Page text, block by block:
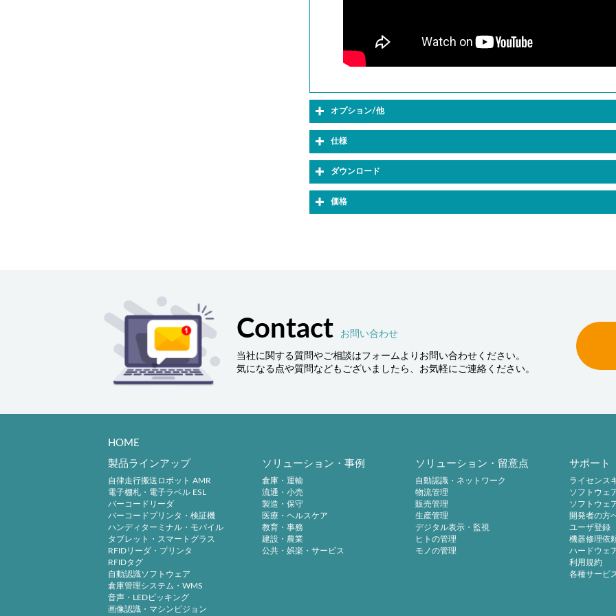
オプション/他
仕様
ダウンロード
価格
Contact お問い合わせ
当社に関する質問やご相談はフォームよりお問い合わせください。
気になる点や質問などもございましたら、お気軽にご連絡ください。
HOME
製品ラインアップ
自律走行搬送ロボット AMR
電子棚札・電子ラベル ESL
バーコードリーダ
バーコードプリンタ・検証機
ハンディターミナル・モバイル
タブレット・スマートグラス
RFIDリーダ・プリンタ
RFIDタグ
自動認識ソフトウェア
倉庫管理システム・WMS
音声・LEDピッキング
画像認識・マシンビジョン
ソリューション・事例
倉庫・運輸
流通・小売
製造・保守
医療・ヘルスケア
教育・事務
建設・農業
公共・娯楽・サービス
ソリューション・留意点
自動認識・ネットワーク
物流管理
販売管理
生産管理
デジタル表示・監視
ヒトの管理
モノの管理
サポート
ライセンス
ソフトウェ
ソフトウェ
開発者の方
ユーザ登録
機器修理依
ハードウェ
利用規約
各種サービ